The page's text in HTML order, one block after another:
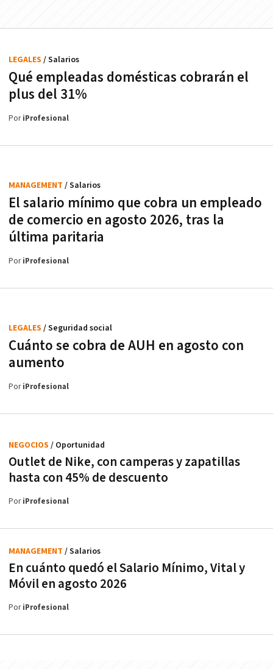
Qué empleadas domésticas cobrarán el
plus del 31%
LEGALES / Salarios
PoriProfesional
El salario mínimo que cobra un empleado
de comercio en agosto 2026, tras la
última paritaria
MANAGEMENT / Salarios
PoriProfesional
Cuánto se cobra de AUH en agosto con
aumento
LEGALES / Seguridad social
PoriProfesional
Outlet de Nike, con camperas y zapatillas
hasta con 45% de descuento
NEGOCIOS / Oportunidad
PoriProfesional
En cuánto quedó el Salario Mínimo, Vital y
Móvil en agosto 2026
MANAGEMENT / Salarios
PoriProfesional